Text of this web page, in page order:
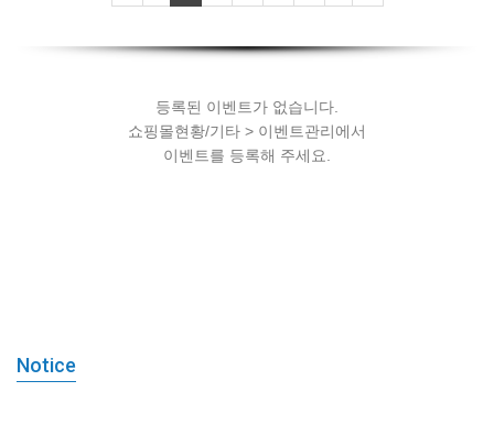
이벤트를 등록해 주세요.
등록된 이벤트가 없습니다.
쇼핑몰현황/기타 > 이벤트관리에서
이벤트를 등록해 주세요.
Notice